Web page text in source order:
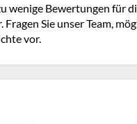
wenige Bewertungen für
Sie unser Team,
vor.